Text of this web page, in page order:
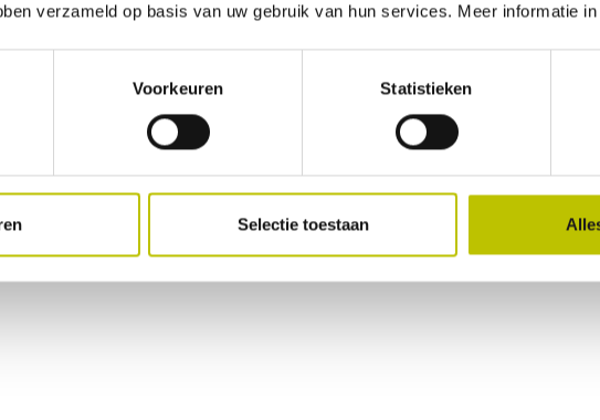
verzameld op basis van uw gebruik van hun services. Meer informatie in
Voorkeuren Statistieken
Selectie toestaan